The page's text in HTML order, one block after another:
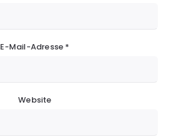
E-Mail-Adresse *
Website